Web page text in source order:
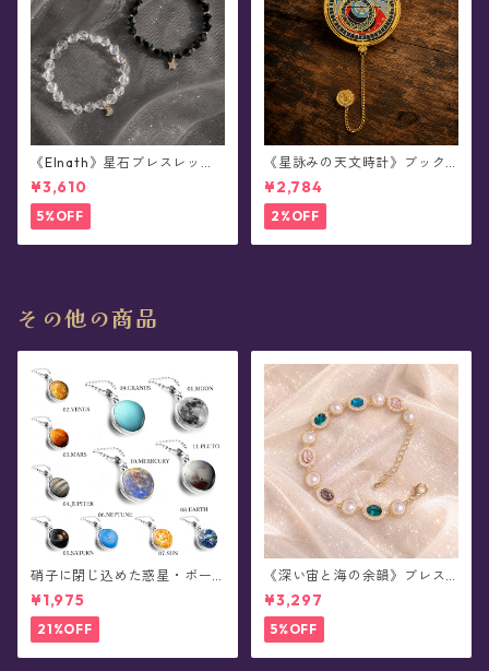
《Elnath》星石ブレスレット
(全2色)
¥3,610
5%OFF
《星詠みの天文時計》ブック
マーカー(全3種)
¥2,784
2%OFF
その他の商品
硝子に閉じ込めた惑星・ボー
ルチェーンネックレス
¥1,975
21%OFF
《深い宙と海の余韻》ブレス
レット
¥3,297
5%OFF